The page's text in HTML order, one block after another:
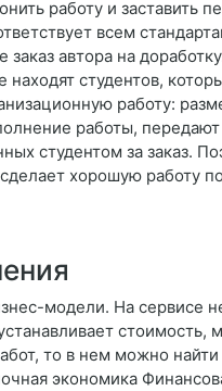
работу и заставить
всем
заказ автора на
студентов,
работу:
работы, передают
студентом за заказ.
хорошую работу
модели. На сервисе
стоимость,
то в нем можно
экономика